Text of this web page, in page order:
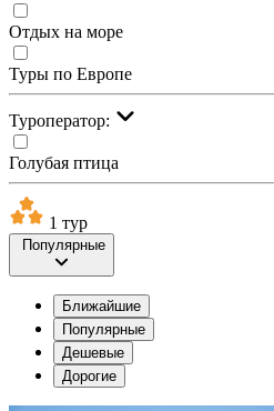
Отдых на море
Туры по Европе
Туроператор:
Голубая птица
1 тур
Популярные
Ближайшие
Популярные
Дешевые
Дорогие